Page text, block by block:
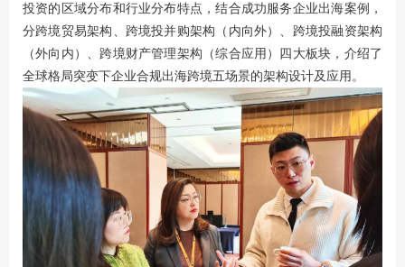
投资的区域分布和行业分布特点，结合成功服务企业出海案例，
分跨境贸易架构、跨境投并购架构（内向外）、跨境投融资架构
（外向内）、跨境财产管理架构（综合应用）四大板块，介绍了
全球格局突变下企业合规出海跨境五场景的架构设计及应用。